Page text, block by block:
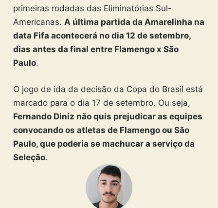
primeiras rodadas das Eliminatórias Sul-
Americanas. A última partida da Amarelinha na
data Fifa acontecerá no dia 12 de setembro,
dias antes da final entre Flamengo x São
Paulo.
O jogo de ida da decisão da Copa do Brasil está
marcado para o dia 17 de setembro. Ou seja,
Fernando Diniz não quis prejudicar as equipes
convocando os atletas de Flamengo ou São
Paulo, que poderia se machucar a serviço da
Seleção.